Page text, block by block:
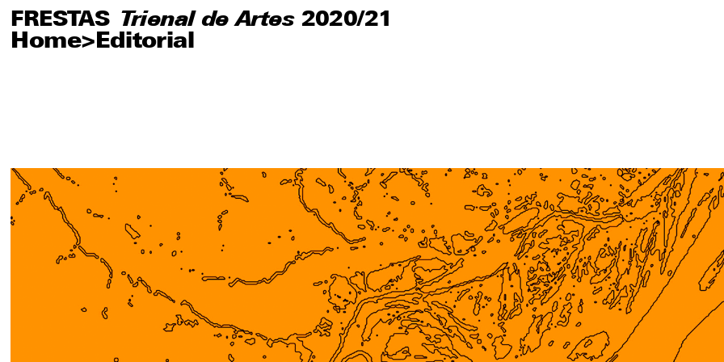
FRESTAS Trienal de Artes 2020/21
Home>Editorial
FRESTAS Trienal de Artes 2020/21
Editorial
Educational
Publications
Visitations